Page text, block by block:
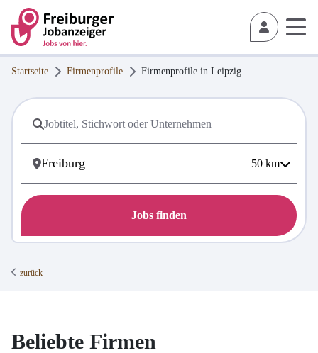
Startseite Firmenprofile Firmenprofile in Leipzig
50 km
Jobs finden
zurück
Beliebte Firmen